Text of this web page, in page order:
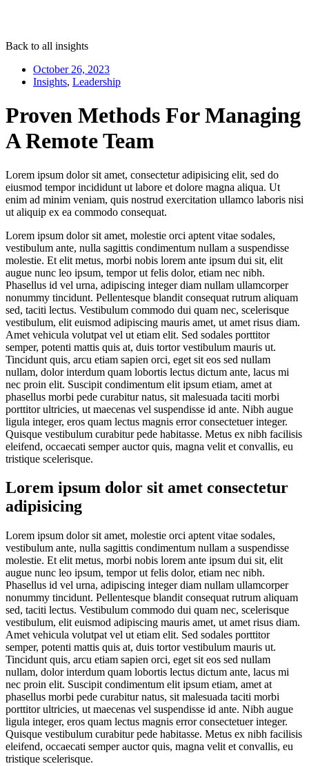
Back to all insights
October 26, 2023
Insights, Leadership
Proven Methods For Managing
A Remote Team
Lorem ipsum dolor sit amet, consectetur adipisicing elit, sed do
eiusmod tempor incididunt ut labore et dolore magna aliqua. Ut
enim ad minim veniam, quis nostrud exercitation ullamco laboris nisi
ut aliquip ex ea commodo consequat.
Lorem ipsum dolor sit amet, molestie orci aptent vitae sodales,
vestibulum ante, nulla sagittis condimentum nullam a suspendisse
molestie. Et elit metus, morbi nobis lorem ante ipsum dui sit, elit
augue nunc leo ipsum, tempor ut felis dolor, etiam nec nibh.
Phasellus id vel urna, adipiscing integer diam nullam ullamcorper
nonummy tincidunt. Pellentesque blandit consequat rutrum aliquam
sed, taciti lectus. Vestibulum commodo dui quam nec, scelerisque
vestibulum, elit euismod adipiscing mauris amet, ut amet risus diam.
Amet vehicula volutpat vel ut etiam elit. Sed sodales porttitor
semper, potenti mattis quis at, duis tortor vestibulum mauris ut.
Tincidunt quis, arcu etiam sapien orci, eget sit eos sed nullam
nullam, dolor interdum quam lobortis lectus dictum ante, lacus mi
nec proin elit. Suscipit condimentum elit ipsum etiam, amet at
phasellus morbi pede curabitur natus, sit malesuada taciti morbi
porttitor ultricies, ut maecenas vel suspendisse id ante. Nibh augue
ligula integer, eros quam lectus magnis error consectetuer integer.
Quisque vestibulum curabitur pede habitasse. Metus ex nibh facilisis
eleifend, occaecati semper auctor quis, magna velit et convallis, eu
tristique scelerisque.
Lorem ipsum dolor sit amet consectetur
adipisicing
Lorem ipsum dolor sit amet, molestie orci aptent vitae sodales,
vestibulum ante, nulla sagittis condimentum nullam a suspendisse
molestie. Et elit metus, morbi nobis lorem ante ipsum dui sit, elit
augue nunc leo ipsum, tempor ut felis dolor, etiam nec nibh.
Phasellus id vel urna, adipiscing integer diam nullam ullamcorper
nonummy tincidunt. Pellentesque blandit consequat rutrum aliquam
sed, taciti lectus. Vestibulum commodo dui quam nec, scelerisque
vestibulum, elit euismod adipiscing mauris amet, ut amet risus diam.
Amet vehicula volutpat vel ut etiam elit. Sed sodales porttitor
semper, potenti mattis quis at, duis tortor vestibulum mauris ut.
Tincidunt quis, arcu etiam sapien orci, eget sit eos sed nullam
nullam, dolor interdum quam lobortis lectus dictum ante, lacus mi
nec proin elit. Suscipit condimentum elit ipsum etiam, amet at
phasellus morbi pede curabitur natus, sit malesuada taciti morbi
porttitor ultricies, ut maecenas vel suspendisse id ante. Nibh augue
ligula integer, eros quam lectus magnis error consectetuer integer.
Quisque vestibulum curabitur pede habitasse. Metus ex nibh facilisis
eleifend, occaecati semper auctor quis, magna velit et convallis, eu
tristique scelerisque.